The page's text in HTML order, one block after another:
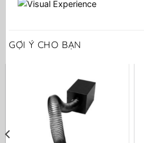
GỢI Ý CHO BẠN